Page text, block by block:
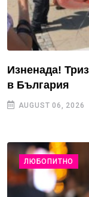
Изненада!
в България
AUGUST 06, 2026
ЛЮБОПИТНО